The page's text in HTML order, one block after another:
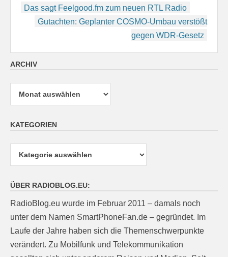
Beitragsnavigation
Das sagt Feelgood.fm zum neuen RTL Radio
Gutachten: Geplanter COSMO-Umbau verstößt
gegen WDR-Gesetz
ARCHIV
Archiv
KATEGORIEN
ÜBER RADIOBLOG.EU:
RadioBlog.eu wurde im Februar 2011 – damals noch
unter dem Namen SmartPhoneFan.de – gegründet. Im
Laufe der Jahre haben sich die Themenschwerpunkte
verändert. Zu Mobilfunk und Telekommunikation